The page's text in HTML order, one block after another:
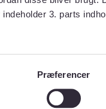
indeholder 3. parts
Præferencer